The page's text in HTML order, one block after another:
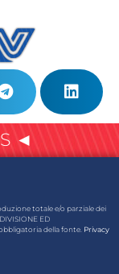
◄
totale e/o parziale dei
ED
della fonte. Privacy